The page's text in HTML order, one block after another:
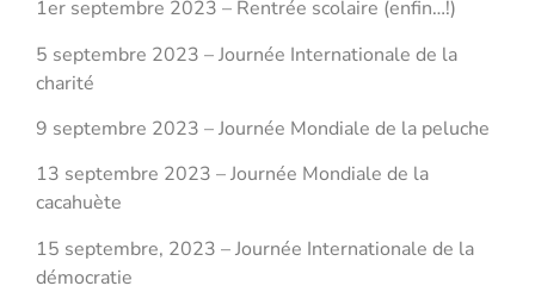
1er septembre 2023 – Rentrée scolaire (enfin…!)
5 septembre 2023 – Journée Internationale de la
charité
9 septembre 2023 – Journée Mondiale de la peluche
13 septembre 2023 – Journée Mondiale de la
cacahuète
15 septembre, 2023 – Journée Internationale de la
démocratie